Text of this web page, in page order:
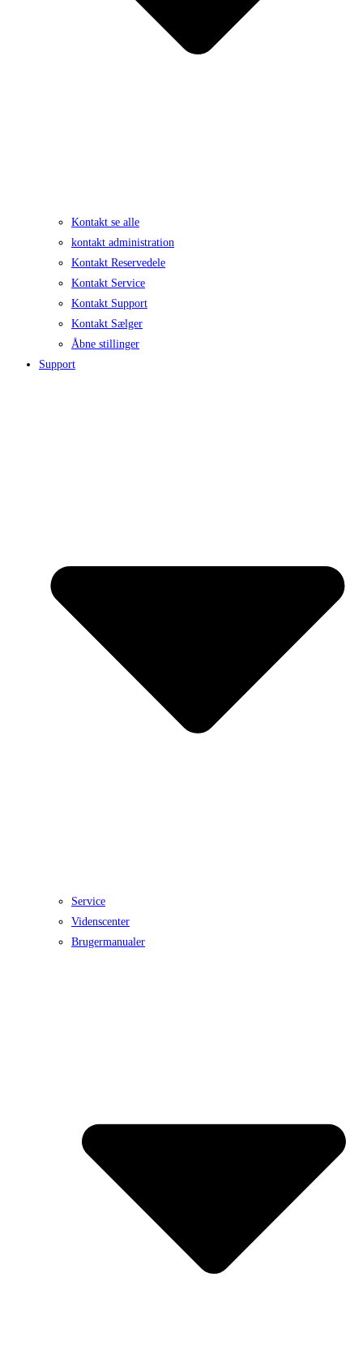
Kontakt se alle
kontakt administration
Kontakt Reservedele
Kontakt Service
Kontakt Support
Kontakt Sælger
Åbne stillinger
Support
Service
Videnscenter
Brugermanualer